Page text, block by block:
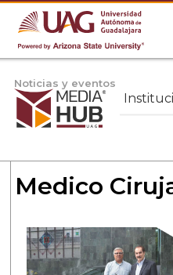
Noticias y eventos
Medico